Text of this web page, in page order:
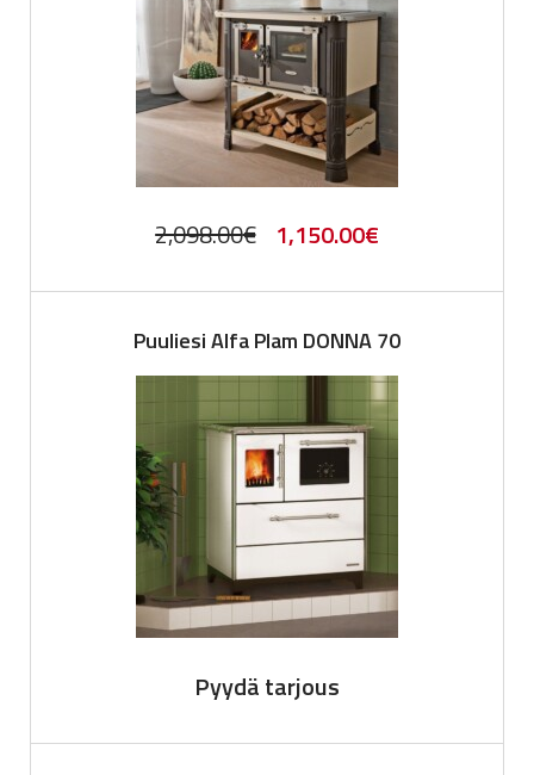
2,098.00€ Original
2,098.00€.
1,150.00€Current
1,150.00€.
Puuliesi Alfa Plam DONNA 70
Pyydä tarjous